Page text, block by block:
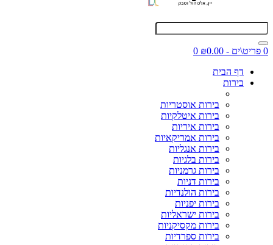
0 פריט\ים - ₪0.00
0
דף הבית
בירות
בירות אוסטריות
בירות איטלקיות
בירות איריות
בירות אמריקאיות
בירות אנגליות
בירות בלגיות
בירות גרמניות
בירות דניות
בירות הולנדיות
בירות יפניות
בירות ישראליות
בירות מקסיקניות
בירות ספרדיות